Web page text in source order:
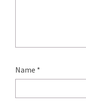
Name *